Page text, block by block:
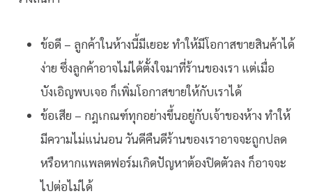
ข้อดี – ลูกค้าในห้างนี้มีเยอะ ทำให้มีโอกาสขายสินค้าได้
ง่าย ซึ่งลูกค้าอาจไม่ได้ตั้งใจมาที่ร้านของเรา แต่เมื่อ
บังเอิญพบเจอ ก็เพิ่มโอกาสขายให้กับเราได้
ข้อเสีย – กฎเกณฑ์ทุกอย่างขึ้นอยู่กับเจ้าของห้าง ทำให้
มีความไม่แน่นอน วันดีคืนดีร้านของเราอาจจะถูกปลด
หรือหากแพลตฟอร์มเกิดปัญหาต้องปิดตัวลง ก็อาจจะ
ไปต่อไม่ได้